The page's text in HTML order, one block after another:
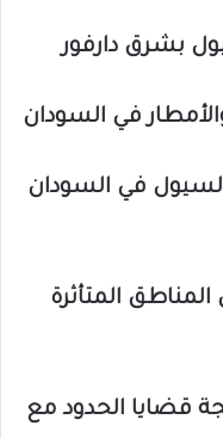
في السودان
السيول في السودان
المتأثرة
قضايا الحدود مع